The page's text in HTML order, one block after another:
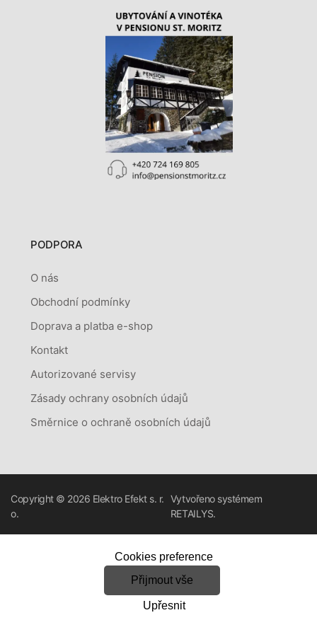
PODPORA
O nás
Obchodní podmínky
Doprava a platba e-shop
Kontakt
Autorizované servisy
Zásady ochrany osobních údajů
Směrnice o ochraně osobních údajů
Copyright © 2026 Elektro Efekt s. r.
o.
Vytvořeno systémem
RETAILYS.
Cookies preference
Přijmout vše
Upřesnit